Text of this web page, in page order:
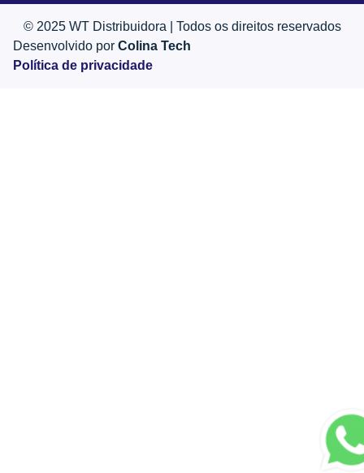
© 2025 WT Distribuidora | Todos os direitos reservados
Desenvolvido por Colina Tech
Política de privacidade